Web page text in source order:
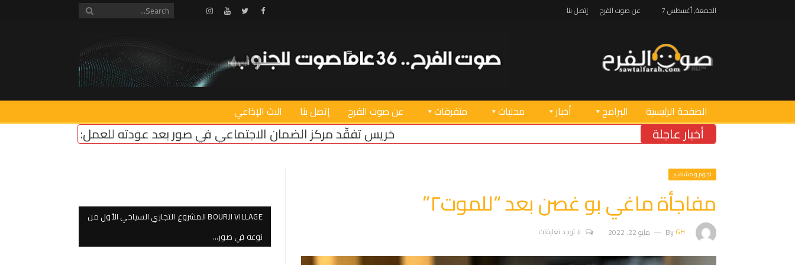
الجمعة, أغسطس 7 عن صوت الفرح إتصل بنا Facebook
Twitter
Youtube
Instagram
الصفحة الرئيسية البرامج أخبار محليات متفرقات عن صوت الفرح إتصل بنا البث الإذاعي
أخبار عاجلة خريس تفقّد مركز الضمان الاجتماعي في صور بعد عودته للعمل: المناطق التجريبية مزحة وعودة
نجوم ومشاهير
مفاجأة ماغي بو غصن بعد “للموت٢”
ByGH مايو 22, 2022 لا توجد تعليقات
BOURJI VILLAGE المشروع التجاري السياحي الأول من
نوعه في صور…